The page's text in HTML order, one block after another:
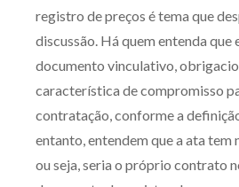
Telefone (41)
Whatsapp (41)
registro de preços é tema que
discussão. Há quem entenda que
documento vinculativo,
característica de compromisso
contratação, conforme a
entanto, entendem que a ata tem
ou seja, seria o próprio contrato